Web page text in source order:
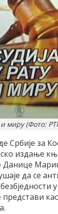
и миру (Фото:
Србије за
издање
Данице
да се
представи